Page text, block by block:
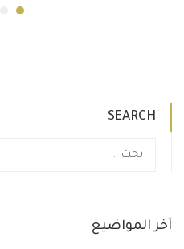
SEARCH
آخر المواضيع